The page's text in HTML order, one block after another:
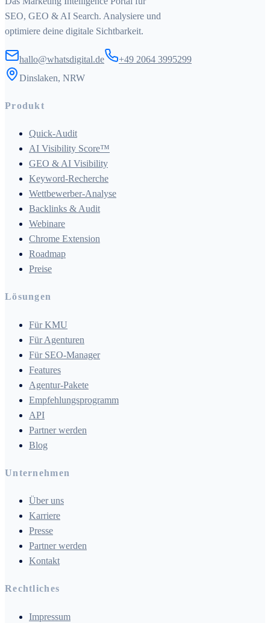
SEO, GEO & AI Search. Analysiere und
optimiere deine digitale Sichtbarkeit.
hallo@whatsdigital.de
+49 2064 3995299
Dinslaken, NRW
Produkt
Quick-Audit
AI Visibility Score™
GEO & AI Visibility
Keyword-Recherche
Wettbewerber-Analyse
Backlinks & Audit
Webinare
Chrome Extension
Roadmap
Preise
Lösungen
Für KMU
Für Agenturen
Für SEO-Manager
Features
Agentur-Pakete
Empfehlungsprogramm
API
Partner werden
Blog
Unternehmen
Über uns
Karriere
Presse
Partner werden
Kontakt
Rechtliches
Impressum